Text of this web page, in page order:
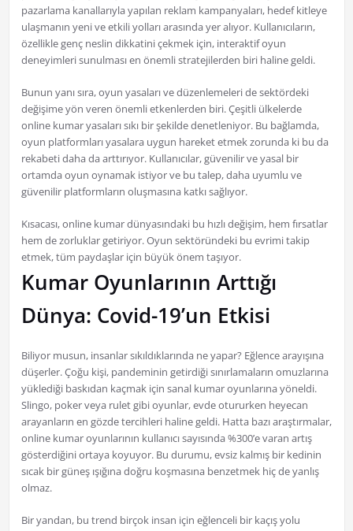
pazarlama kanallarıyla yapılan reklam kampanyaları, hedef kitleye
ulaşmanın yeni ve etkili yolları arasında yer alıyor. Kullanıcıların,
özellikle genç neslin dikkatini çekmek için, interaktif oyun
deneyimleri sunulması en önemli stratejilerden biri haline geldi.
Bunun yanı sıra, oyun yasaları ve düzenlemeleri de sektördeki
değişime yön veren önemli etkenlerden biri. Çeşitli ülkelerde
online kumar yasaları sıkı bir şekilde denetleniyor. Bu bağlamda,
oyun platformları yasalara uygun hareket etmek zorunda ki bu da
rekabeti daha da arttırıyor. Kullanıcılar, güvenilir ve yasal bir
ortamda oyun oynamak istiyor ve bu talep, daha uyumlu ve
güvenilir platformların oluşmasına katkı sağlıyor.
Kısacası, online kumar dünyasındaki bu hızlı değişim, hem fırsatlar
hem de zorluklar getiriyor. Oyun sektöründeki bu evrimi takip
etmek, tüm paydaşlar için büyük önem taşıyor.
Kumar Oyunlarının Arttığı
Dünya: Covid-19’un Etkisi
Biliyor musun, insanlar sıkıldıklarında ne yapar? Eğlence arayışına
düşerler. Çoğu kişi, pandeminin getirdiği sınırlamaların omuzlarına
yüklediği baskıdan kaçmak için sanal kumar oyunlarına yöneldi.
Slingo, poker veya rulet gibi oyunlar, evde otururken heyecan
arayanların en gözde tercihleri haline geldi. Hatta bazı araştırmalar,
online kumar oyunlarının kullanıcı sayısında %300’e varan artış
gösterdiğini ortaya koyuyor. Bu durumu, evsiz kalmış bir kedinin
sıcak bir güneş ışığına doğru koşmasına benzetmek hiç de yanlış
olmaz.
Bir yandan, bu trend birçok insan için eğlenceli bir kaçış yolu